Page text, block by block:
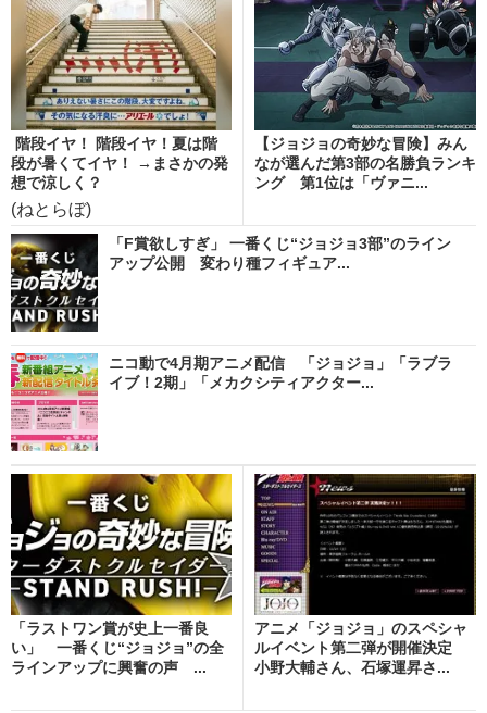
階段イヤ！ 階段イヤ！夏は階
段が暑くてイヤ！ →まさかの発
想で涼しく？
(ねとらぼ)
【ジョジョの奇妙な冒険】みん
なが選んだ第3部の名勝負ランキ
ング 第1位は「ヴァニ...
「F賞欲しすぎ」 一番くじ“ジョジョ3部”のライン
アップ公開 変わり種フィギュア...
ニコ動で4月期アニメ配信 「ジョジョ」「ラブラ
イブ！2期」「メカクシティアクター...
「ラストワン賞が史上一番良
い」 一番くじ“ジョジョ”の全
ラインアップに興奮の声 ...
アニメ「ジョジョ」のスペシャ
ルイベント第二弾が開催決定
小野大輔さん、石塚運昇さ...